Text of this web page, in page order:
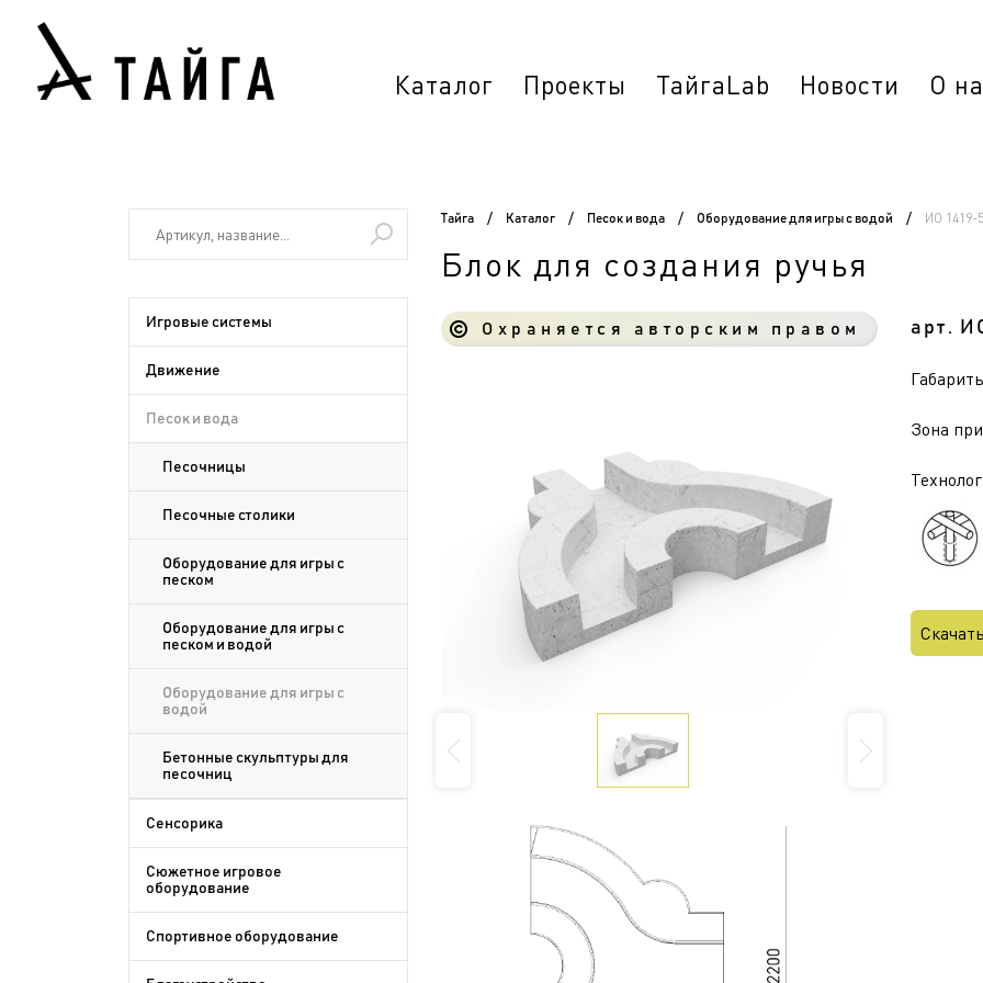
Каталог Проекты ТайгаLab Новости О
Игровые системы
Движение
Песок и вода
Песочницы
Песочные столики
Оборудование для игры с
песком
Оборудование для игры с
песком и водой
Оборудование для игры с
водой
Бетонные скульптуры для
песочниц
Сенсорика
Сюжетное игровое
оборудование
Спортивное оборудование
Тайга / Каталог / Песок и вода / Оборудование для игры с водой / ИО 1419-5
Блок для создания ручья
Охраняется авторским правом арт.
Зона